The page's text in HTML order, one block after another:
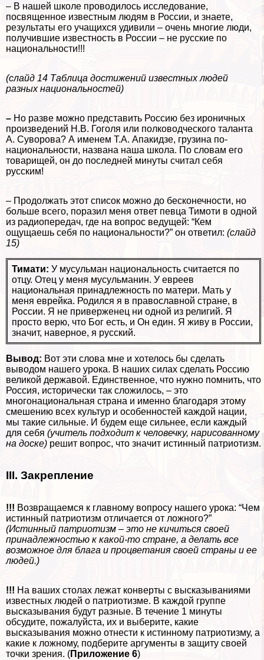
– В нашей школе проводилось исследование,
посвященное известным людям в России, и знаете,
результаты его учащихся удивили – очень многие люди,
получившие известность в России – не русские по
национальности!!!
(слайд 14 Таблица достижений известных людей
разных национальностей)
– Но разве можно представить Россию без ироничных
произведений Н.В. Гоголя или полководческого таланта
А. Суворова? А именем Т.А. Апакидзе, грузина по-
национальности, названа наша школа. По словам его
товарищей, он до последней минуты считал себя
русским!
– Продолжать этот список можно до бесконечности, но
больше всего, поразил меня ответ певца Тимоти в одной
из радиопередач, где на вопрос ведущей: “Кем
ощущаешь себя по национальности?” он ответил: (слайд
15)
Тимати: У мусульман национальность считается по
отцу. Отец у меня мусульманин. У евреев
национальная принадлежность по матери. Мать у
меня еврейка. Родился я в православной стране, в
России. Я не приверженец ни одной из религий. Я
просто верю, что Бог есть, и Он един. Я живу в России,
значит, наверное, я русский.
Вывод: Вот эти слова мне и хотелось бы сделать
выводом нашего урока. В наших силах сделать Россию
великой державой. Единственное, что нужно помнить, что
Россия, исторически так сложилось, – это
многонациональная страна и именно благодаря этому
смешению всех культур и особенностей каждой нации,
мы такие сильные. И будем еще сильнее, если каждый
для себя (учитель подходит к человечку, нарисованному
на доске) решит вопрос, что значит истинный патриотизм.
III. Закрепление
!!! Возвращаемся к главному вопросу нашего урока: “Чем
истинный патриотизм отличается от ложного?”
(Истинный патриотизм – это не кичиться своей
принадлежностью к какой-то стране, а делать все
возможное для блага и процветания своей страны и ее
людей.)
!!! На ваших столах лежат конверты с высказываниями
известных людей о патриотизме. В каждой группе
высказывания будут разные. В течение 1 минуты
обсудите, пожалуйста, их и выберите, какие
высказывания можно отнести к истинному патриотизму, а
какие к ложному, подберите аргументы в защиту своей
точки зрения. (Приложение 6)